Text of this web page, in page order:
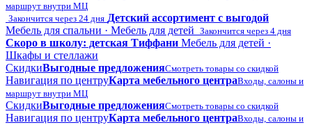
маршрут внутри МЦ
Закончится через 24 дня Детский ассортимент с выгодой
Мебель для спальни · Мебель для детей Закончится через 4 дня
Скоро в школу: детская Тиффани Мебель для детей ·
Шкафы и стеллажи
СкидкиВыгодные предложенияСмотреть товары со скидкой
Навигация по центруКарта мебельного центраВходы, салоны и
маршрут внутри МЦ
СкидкиВыгодные предложенияСмотреть товары со скидкой
Навигация по центруКарта мебельного центраВходы, салоны и